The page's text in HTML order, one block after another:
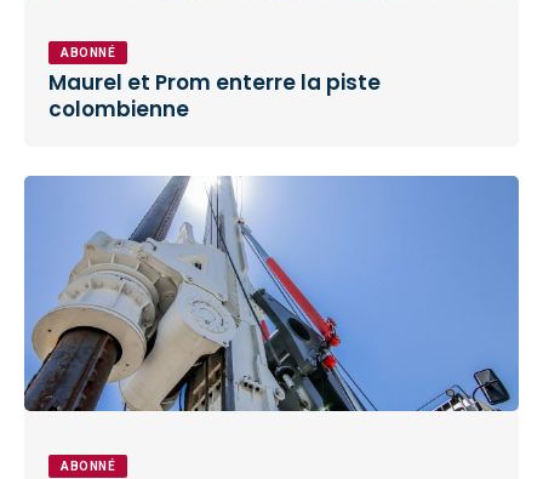
ABONNÉ
Maurel et Prom enterre la piste
colombienne
ABONNÉ